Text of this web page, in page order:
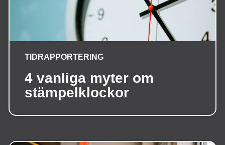
TIDRAPPORTERING
4 vanliga myter om
stämpelklockor